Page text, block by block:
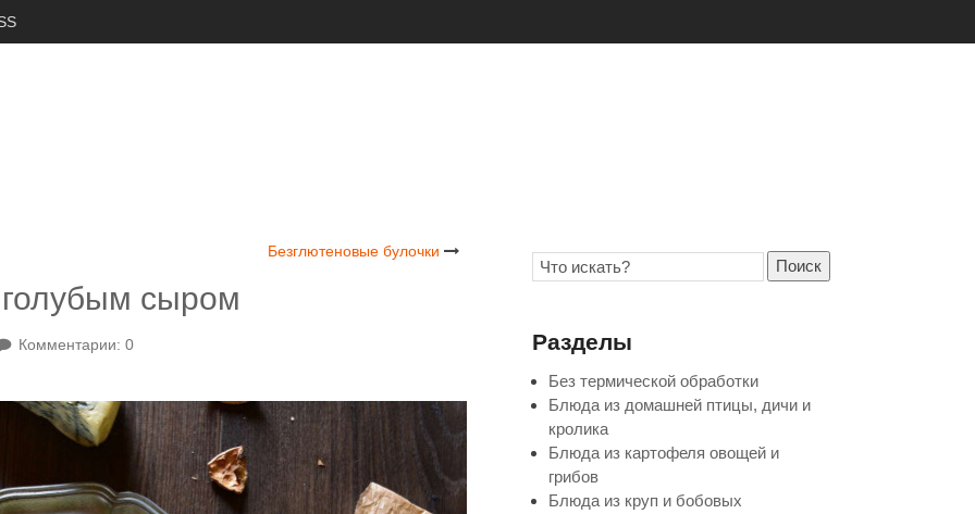
Безглютеновые булочки
сыром
Комментарии: 0
Поиск
Разделы
Без термической обработки
Блюда из домашней птицы, дичи и
кролика
Блюда из картофеля овощей и
грибов
Блюда из круп и бобовых